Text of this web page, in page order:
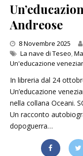
Andreose
8 Novembre 2025
La nave di Teseo,
Un'educazione
In libreria dal 24
Un’educazione
nella collana Oceani.
Un racconto
dopoguerra…